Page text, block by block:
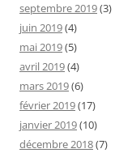
septembre 2019(3)
juin 2019(4)
mai 2019(5)
avril 2019(4)
mars 2019(6)
février 2019(17)
janvier 2019(10)
décembre 2018(7)